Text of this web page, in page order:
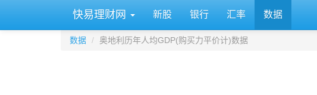
快易理财网 新股 银行 汇率 数据
数据 奥地利历年人均GDP(购买力平价计)数据